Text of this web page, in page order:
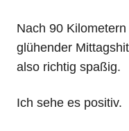
Nach 90
glühender
also richtig spaßig.
Ich sehe es positiv.